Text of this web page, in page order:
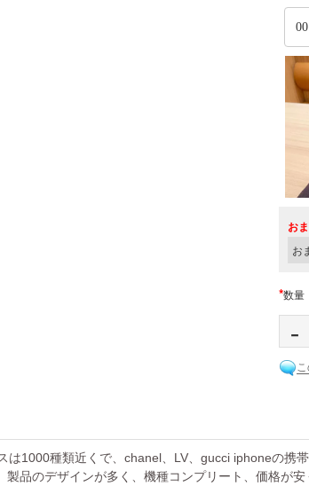
お
*数量
-
は1000種類近くで、chanel、LV、gucci iphoneの携
品のデザインが多く、機種コンプリート、価格が